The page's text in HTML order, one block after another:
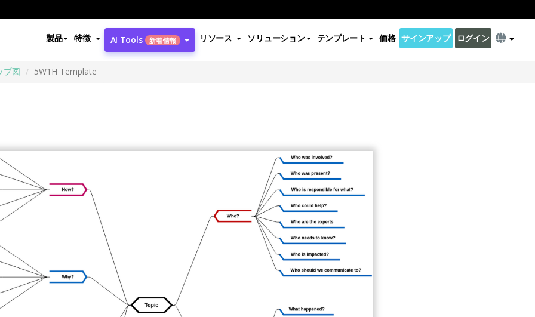
製品 特徴 AI Tools 新着情報 リソース ソリューション テンプレート 価格 サインアップ ログイン
プ図 5W1H Template